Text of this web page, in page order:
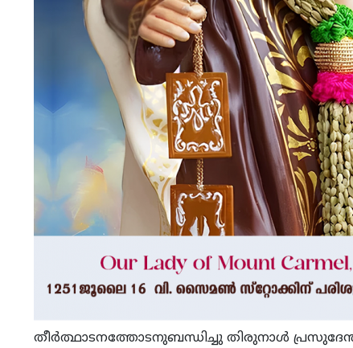
തീർത്ഥാടനത്തോടനുബന്ധിച്ചു തിരുനാൾ